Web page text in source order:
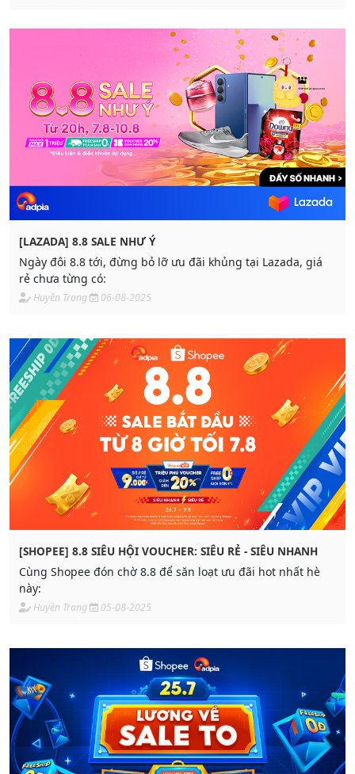
[LAZADA] 8.8 SALE NHƯ Ý
Ngày đôi 8.8 tới, đừng bỏ lỡ ưu đãi khủng tại Lazada, giá
rẻ chưa từng có:
Huyền Trang 06-08-2025
[SHOPEE] 8.8 SIÊU HỘI VOUCHER: SIÊU RẺ - SIÊU NHANH
Cùng Shopee đón chờ 8.8 để săn loạt ưu đãi hot nhất hè
này:
Huyền Trang 05-08-2025